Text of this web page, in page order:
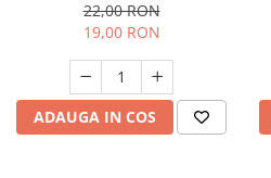
Cuptoare incorporabile
Deshidratoare carne & fructe &
legume
Electrocasnice mici
Aparate de vidat
Slefuitoare
Vibratoare beton
Prelungitoare
Rotopercutoare
Suflante & Aspiratoare
Surse de Curent & Panouri Solare
155801
22,00 RON
19,00 RON
ADAUGA IN COS